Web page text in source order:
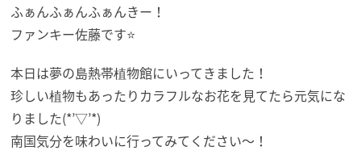
ふぁんふぁんふぁんきー！
ファンキー佐藤です⭐
本日は夢の島熱帯植物館にいってきました！
珍しい植物もあったりカラフルなお花を見てたら元気にな
りました(*’▽’*)
南国気分を味わいに行ってみてください〜！